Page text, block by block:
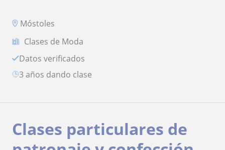
Móstoles
Clases de Moda
Datos verificados
3 años dando clase
Clases particulares de